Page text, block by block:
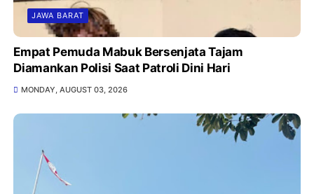
JAWA BARAT
Empat Pemuda Mabuk Bersenjata Tajam
Diamankan Polisi Saat Patroli Dini Hari
MONDAY, AUGUST 03, 2026